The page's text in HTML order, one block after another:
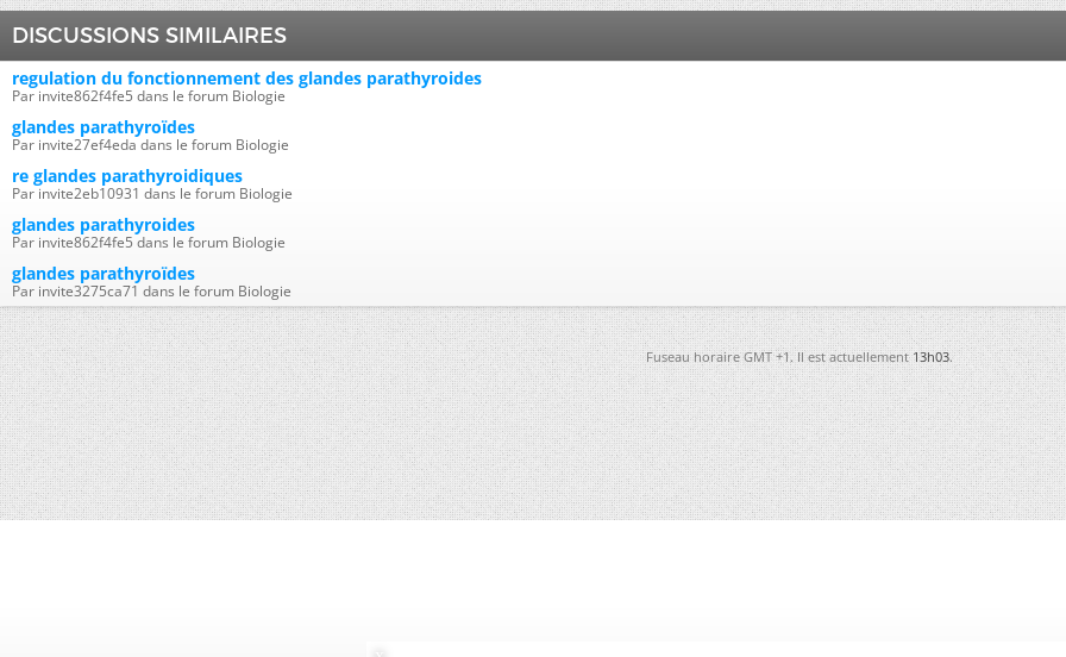
DISCUSSIONS SIMILAIRES
regulation du fonctionnement des glandes parathyroides
Par invite862f4fe5 dans le forum Biologie
glandes parathyroïdes
Par invite27ef4eda dans le forum Biologie
re glandes parathyroidiques
Par invite2eb10931 dans le forum Biologie
glandes parathyroides
Par invite862f4fe5 dans le forum Biologie
glandes parathyroïdes
Par invite3275ca71 dans le forum Biologie
Fuseau horaire GMT +1. Il est actuellement13h03.